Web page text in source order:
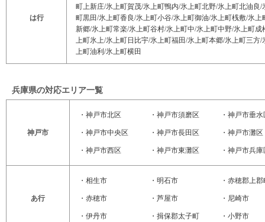
は行
町上新庄/氷上町賀茂/氷上町鴨内/氷上町北野/氷上町北油良
町黒田/氷上町香良/氷上町小谷/氷上町御油/氷上町桟敷/氷
新郷/氷上町常楽/氷上町谷村/氷上町中/氷上町中野/氷上町
上町氷上/氷上町日比宇/氷上町福田/氷上町本郷/氷上町三方
上町油利/氷上町横田
兵庫県の対応エリア一覧
神戸市
・ 神戸市北区 ・ 神戸市須磨区 ・ 神戸市垂水
・ 神戸市中央区 ・ 神戸市長田区 ・ 神戸市灘区
・ 神戸市西区 ・ 神戸市東灘区 ・ 神戸市兵庫
あ行
・ 相生市 ・ 明石市 ・ 赤穂郡上郡
・ 赤穂市 ・ 芦屋市 ・ 尼崎市
・ 伊丹市 ・ 揖保郡太子町 ・ 小野市